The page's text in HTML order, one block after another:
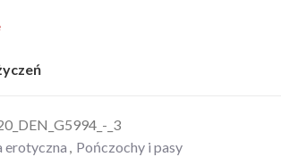
_3
erotyczna , Pończochy i pasy